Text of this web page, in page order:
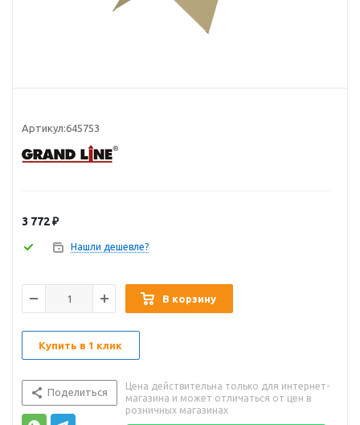
Артикул:645753
3 772₽
Нашли дешевле?
В корзину
Купить в 1 клик
Поделиться
Цена действительна только для интернет-
магазина и может отличаться от цен в
розничных магазинах